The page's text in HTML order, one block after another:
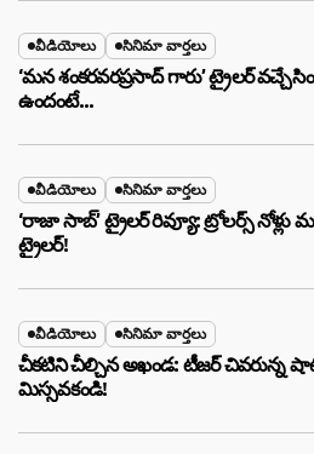
వీడియోలు సినిమా వార్తలు
‘మన శంకరవరప్రసాద్ గారు’ ట్రైలర్
ఉందంటే…
వీడియోలు సినిమా వార్తలు
‘రాజా సాబ్’ ట్రైలర్ రివ్యూ: ట్రోలర్స్
ట్రైలర్!
వీడియోలు సినిమా వార్తలు
చీకటిని చీల్చిన అఖండ: టీజర్ చివరున్న
మిస్సవకండి!